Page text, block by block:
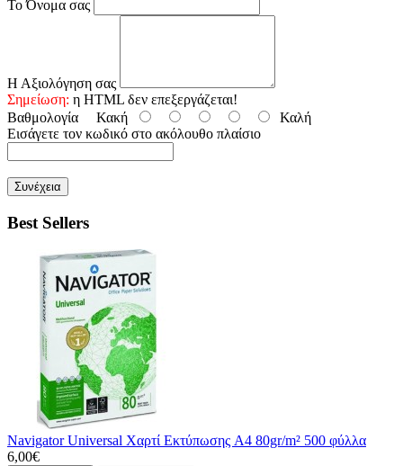
Το Όνομα σας
Η Αξιολόγηση σας
Σημείωση: η HTML δεν επεξεργάζεται!
Βαθμολογία Κακή
Καλή
Εισάγετε τον κωδικό στο ακόλουθο πλαίσιο
Συνέχεια
Best Sellers
Navigator Universal Χαρτί Εκτύπωσης A4 80gr/m² 500 φύλλα
6,00€